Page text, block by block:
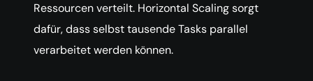
Ressourcen verteilt. Horizontal Scaling sorgt
dafür, dass selbst tausende Tasks parallel
verarbeitet werden können.